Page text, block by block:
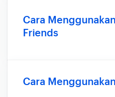
Cara
Friends
Cara